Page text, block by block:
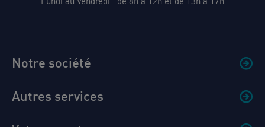
Notre société
Autres services